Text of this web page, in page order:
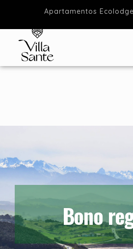
Apartamentos
Apartamentos Ecolodge
Estancias en Ecolodge Cantabria
Bono